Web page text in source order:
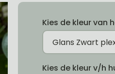
Kies de kleur van
Kies de kleur v/h